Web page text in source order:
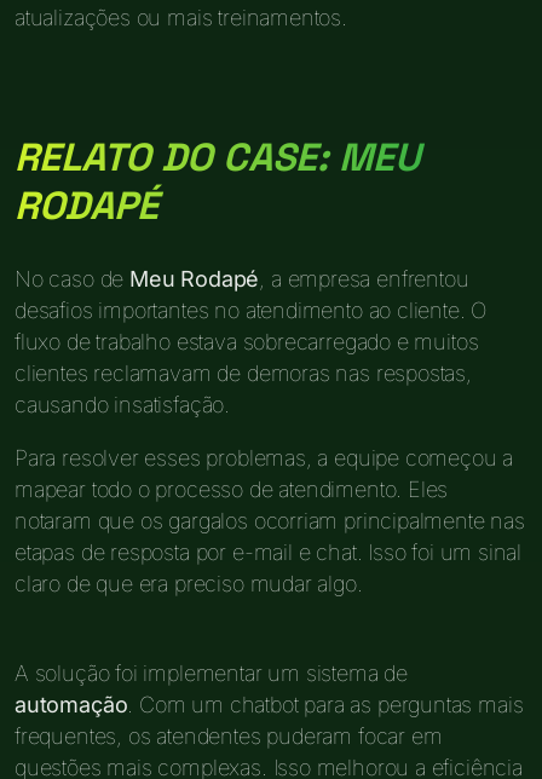
atualizações ou mais treinamentos.
RELATO DO CASE: MEU
RODAPÉ
No caso de Meu Rodapé , a empresa enfrentou
desafios importantes no atendimento ao cliente. O
fluxo de trabalho estava sobrecarregado e muitos
clientes reclamavam de demoras nas respostas,
causando insatisfação.
Para resolver esses problemas, a equipe começou a
mapear todo o processo de atendimento. Eles
notaram que os gargalos ocorriam principalmente nas
etapas de resposta por e-mail e chat. Isso foi um sinal
claro de que era preciso mudar algo.
A solução foi implementar um sistema de
automação . Com um chatbot para as perguntas mais
frequentes, os atendentes puderam focar em
questões mais complexas. Isso melhorou a eficiência